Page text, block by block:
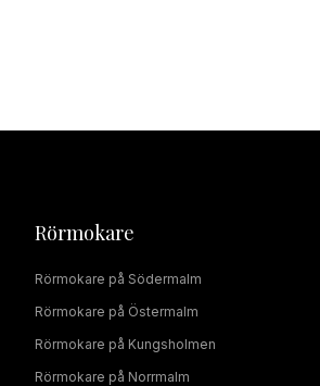
Rörmokare
Rörmokare på Södermalm
Rörmokare på Östermalm
Rörmokare på Kungsholmen
Rörmokare på Norrmalm